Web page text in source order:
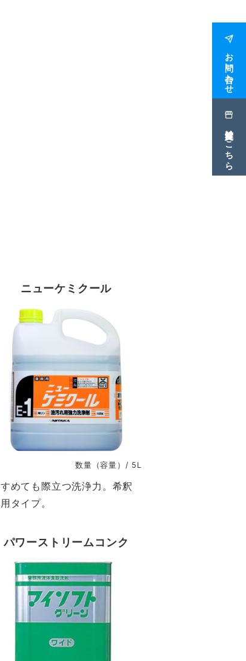
ニューケミクール
数量（容量）/ 5L
すめても際立つ洗浄力。希釈
タイプ。
パワーストリームコンク
お問い合わせ
雑貨注文はこちら